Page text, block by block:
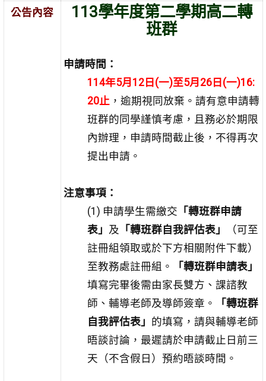
公告內容
113學年度第二學期高二轉
班群
申請時間：
114年5月12日(一)至5月26日(一)16:
20止，逾期視同放棄。請有意申請轉
班群的同學謹慎考慮，且務必於期限
內辦理，申請時間截止後，不得再次
提出申請。
注意事項：
(1) 申請學生需繳交 「轉班群申請
表」 及 「轉班群自我評估表」
（可至
註冊組領取或於下方相關附件下載）
至教務處註冊組。
「轉班群申請表」
填寫完畢後需由家長雙方、課諮教
師、輔導老師及導師簽章。
「轉班群
自我評估表」 的填寫，請與輔導老師
晤談討論，最遲請於申請截止日前三
天（不含假日）預約晤談時間。